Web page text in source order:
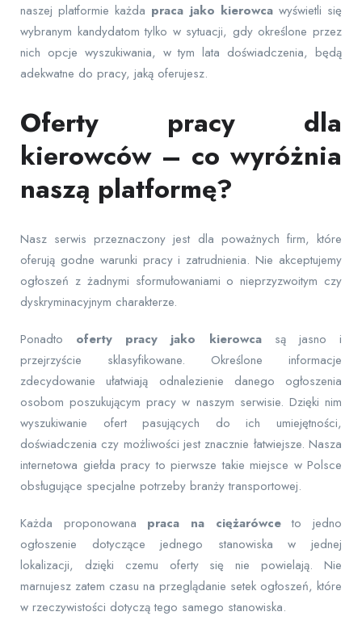
naszej platformie każda praca jako kierowca wyświetli się
wybranym kandydatom tylko w sytuacji, gdy określone przez
nich opcje wyszukiwania, w tym lata doświadczenia, będą
adekwatne do pracy, jaką oferujesz.
Oferty pracy dla
kierowców – co wyróżnia
naszą platformę?
Nasz serwis przeznaczony jest dla poważnych firm, które
oferują godne warunki pracy i zatrudnienia. Nie akceptujemy
ogłoszeń z żadnymi sformułowaniami o nieprzyzwoitym czy
dyskryminacyjnym charakterze.
Ponadto oferty pracy jako kierowcasą jasno i
przejrzyście sklasyfikowane. Określone informacje
zdecydowanie ułatwiają odnalezienie danego ogłoszenia
osobom poszukującym pracy w naszym serwisie. Dzięki nim
wyszukiwanie ofert pasujących do ich umiejętności,
doświadczenia czy możliwości jest znacznie łatwiejsze. Nasza
internetowa giełda pracy to pierwsze takie miejsce w Polsce
obsługujące specjalne potrzeby branży transportowej.
Każda proponowana praca na ciężarówceto jedno
ogłoszenie dotyczące jednego stanowiska w jednej
lokalizacji, dzięki czemu oferty się nie powielają. Nie
marnujesz zatem czasu na przeglądanie setek ogłoszeń, które
w rzeczywistości dotyczą tego samego stanowiska.